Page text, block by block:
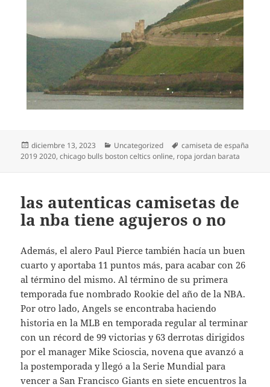
Publicado
el
diciembre 13, 2023 Categorías
Uncategorized Etiquetas
camiseta de españa
2019 2020,chicago bulls boston celtics online, ropa jordan barata
las autenticas camisetas de
la nba tiene agujeros o no
Además, el alero Paul Pierce también hacía un buen
cuarto y aportaba 11 puntos más, para acabar con 26
al término del mismo. Al término de su primera
temporada fue nombrado Rookie del año de la NBA.
Por otro lado, Angels se encontraba haciendo
historia en la MLB en temporada regular al terminar
con un récord de 99 victorias y 63 derrotas dirigidos
por el manager Mike Scioscia, novena que avanzó a
la postemporada y llegó a la Serie Mundial para
vencer a San Francisco Giants en siete encuentros la